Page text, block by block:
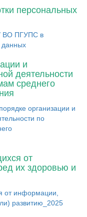
персональных
ВО ПГУПС в
данных
и
деятельности
среднего
организации и
по
от
их здоровью и
от информации,
развитию_2025